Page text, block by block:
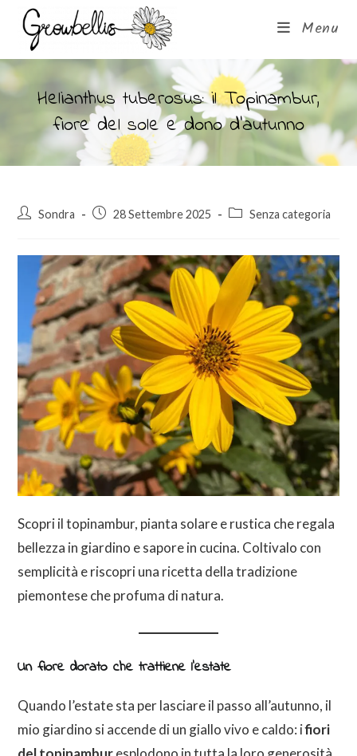
Menu
Helianthus tuberosus: il Topinambur,
fiore del sole e dono d’autunno
Sondra 28 Settembre 2025 Senza categoria
Scopri il topinambur, pianta solare e rustica che regala
bellezza in giardino e sapore in cucina. Coltivalo con
semplicità e riscopri una ricetta della tradizione
piemontese che profuma di natura.
Un fiore dorato che trattiene l’estate
Quando l’estate sta per lasciare il passo all’autunno, il
mio giardino si accende di un giallo vivo e caldo: ifiori